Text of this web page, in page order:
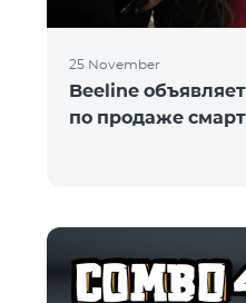
25 November
Beeline
по продаже